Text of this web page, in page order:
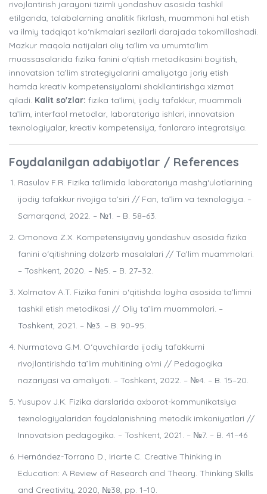
rivojlantirish jarayoni tizimli yondashuv asosida tashkil
etilganda, talabalarning analitik fikrlash, muammoni hal etish
va ilmiy tadqiqot ko‘nikmalari sezilarli darajada takomillashadi.
Mazkur maqola natijalari oliy ta’lim va umumta’lim
muassasalarida fizika fanini o‘qitish metodikasini boyitish,
innovatsion ta’lim strategiyalarini amaliyotga joriy etish
hamda kreativ kompetensiyalarni shakllantirishga xizmat
qiladi. Kalit so'zlar: fizika ta’limi, ijodiy tafakkur, muammoli
ta’lim, interfaol metodlar, laboratoriya ishlari, innovatsion
texnologiyalar, kreativ kompetensiya, fanlararo integratsiya.
Foydalanilgan adabiyotlar / References
Rasulov F.R. Fizika ta’limida laboratoriya mashg‘ulotlarining
ijodiy tafakkur rivojiga ta’siri // Fan, ta’lim va texnologiya. –
Samarqand, 2022. – №1. – B. 58–63.
Omonova Z.X. Kompetensiyaviy yondashuv asosida fizika
fanini o‘qitishning dolzarb masalalari // Ta’lim muammolari.
– Toshkent, 2020. – №5. – B. 27–32.
Xolmatov A.T. Fizika fanini o‘qitishda loyiha asosida ta’limni
tashkil etish metodikasi // Oliy ta’lim muammolari. –
Toshkent, 2021. – №3. – B. 90–95.
Nurmatova G.M. O‘quvchilarda ijodiy tafakkurni
rivojlantirishda ta’lim muhitining o‘rni // Pedagogika
nazariyasi va amaliyoti. – Toshkent, 2022. – №4. – B. 15–20.
Yusupov J.K. Fizika darslarida axborot-kommunikatsiya
texnologiyalaridan foydalanishning metodik imkoniyatlari //
Innovatsion pedagogika. – Toshkent, 2021. – №7. – B. 41–46
Hernández-Torrano D., Iriarte C. Creative Thinking in
Education: A Review of Research and Theory. Thinking Skills
and Creativity, 2020, №38, pp. 1–10.